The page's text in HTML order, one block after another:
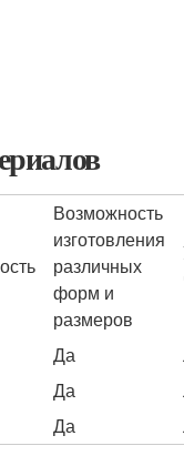
Возможность
изготовления
различных
форм и
размеров
Да
Да
Да